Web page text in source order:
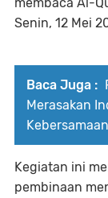
Senin, 12 Mei
Baca Juga :
Merasakan
Kebersamaan
Kegiatan ini
pembinaan